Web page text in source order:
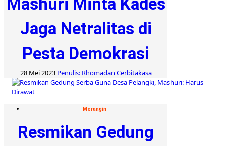
Jaga Netralitas di
Pesta Demokrasi
28 Mei 2023 Penulis: Rhomadan Cerbitakasa
Merangin
Resmikan Gedung